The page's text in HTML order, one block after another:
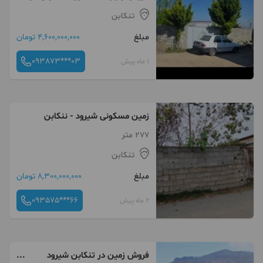
منطقه برند تنکابن
تنکابن
مبلغ
4,600,000,000 تومان
1 ماه پیش 093873***03
زمین مسکونی شیرود - ننکابن
277 متر
تنکابن
مبلغ
8,300,000,000 تومان
2 ماه پیش 093575***66
فروش زمین در تنکابن شیرود